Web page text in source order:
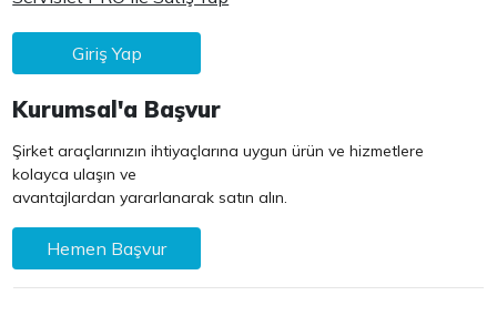
Giriş Yap
Kurumsal'a Başvur
Şirket araçlarınızın ihtiyaçlarına uygun ürün ve hizmetlere
kolayca ulaşın ve
avantajlardan yararlanarak satın alın.
Hemen Başvur